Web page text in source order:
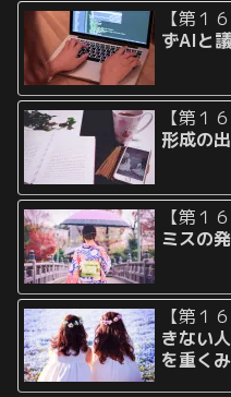
【第１
ずAIと
【第１
形成の
【第１
ミスの
【第１
きない
を重く